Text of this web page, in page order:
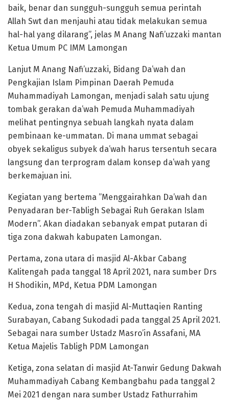
baik, benar dan sungguh-sungguh semua perintah
Allah Swt dan menjauhi atau tidak melakukan semua
hal-hal yang dilarang”, jelas M Anang Nafi’uzzaki mantan
Ketua Umum PC IMM Lamongan
Lanjut M Anang Nafi’uzzaki, Bidang Da’wah dan
Pengkajian Islam Pimpinan Daerah Pemuda
Muhammadiyah Lamongan, menjadi salah satu ujung
tombak gerakan da’wah Pemuda Muhammadiyah
melihat pentingnya sebuah langkah nyata dalam
pembinaan ke-ummatan. Di mana ummat sebagai
obyek sekaligus subyek da’wah harus tersentuh secara
langsung dan terprogram dalam konsep da’wah yang
berkemajuan ini.
Kegiatan yang bertema ”Menggairahkan Da’wah dan
Penyadaran ber-Tabligh Sebagai Ruh Gerakan Islam
Modern”. Akan diadakan sebanyak empat putaran di
tiga zona dakwah kabupaten Lamongan.
Pertama, zona utara di masjid Al-Akbar Cabang
Kalitengah pada tanggal 18 April 2021, nara sumber Drs
H Shodikin, MPd, Ketua PDM Lamongan
Kedua, zona tengah di masjid Al-Muttaqien Ranting
Surabayan, Cabang Sukodadi pada tanggal 25 April 2021.
Sebagai nara sumber Ustadz Masro’in Assafani, MA
Ketua Majelis Tabligh PDM Lamongan
Ketiga, zona selatan di masjid At-Tanwir Gedung Dakwah
Muhammadiyah Cabang Kembangbahu pada tanggal 2
Mei 2021 dengan nara sumber Ustadz Fathurrahim